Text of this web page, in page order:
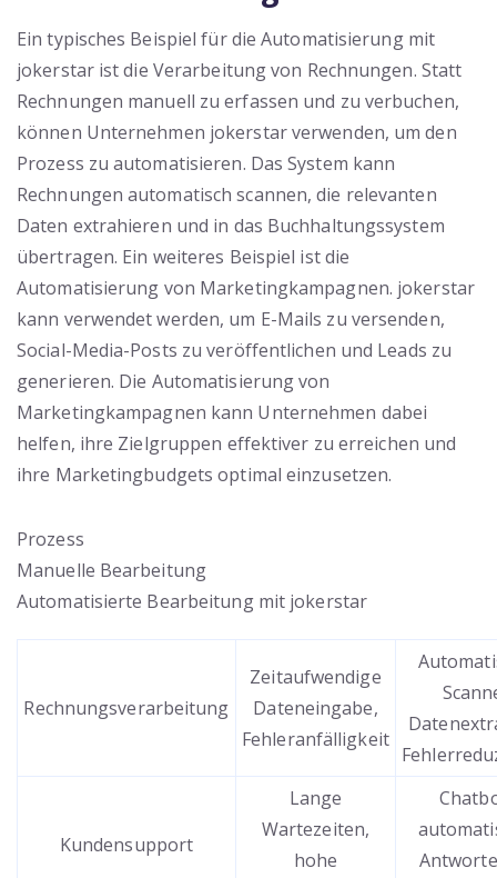
Ein typisches Beispiel für die Automatisierung mit
jokerstar ist die Verarbeitung von Rechnungen. Statt
Rechnungen manuell zu erfassen und zu verbuchen,
können Unternehmen jokerstar verwenden, um den
Prozess zu automatisieren. Das System kann
Rechnungen automatisch scannen, die relevanten
Daten extrahieren und in das Buchhaltungssystem
übertragen. Ein weiteres Beispiel ist die
Automatisierung von Marketingkampagnen. jokerstar
kann verwendet werden, um E-Mails zu versenden,
Social-Media-Posts zu veröffentlichen und Leads zu
generieren. Die Automatisierung von
Marketingkampagnen kann Unternehmen dabei
helfen, ihre Zielgruppen effektiver zu erreichen und
ihre Marketingbudgets optimal einzusetzen.
Prozess
Manuelle Bearbeitung
Automatisierte Bearbeitung mit jokerstar
Rechnungsverarbeitung
Zeitaufwendige
Dateneingabe,
Fehleranfälligkeit
Kundensupport
Lange
Wartezeiten,
hohe